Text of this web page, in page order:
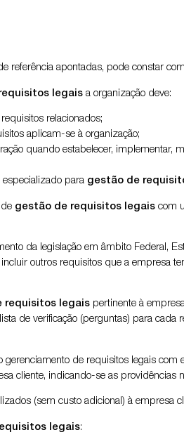
referência apontadas, pode constar
legais a organização deve:
relacionados;
aplicam-se à organização;
quando estabelecer, implementar,
para gestão de
gestão de requisitos legais com
da legislação em âmbito Federal,
outros requisitos que a empresa
requisitos legais pertinente à
de verificação (perguntas) para
de requisitos legais
cliente, indicando-se as providências
(sem custo adicional) à empresa
legais: